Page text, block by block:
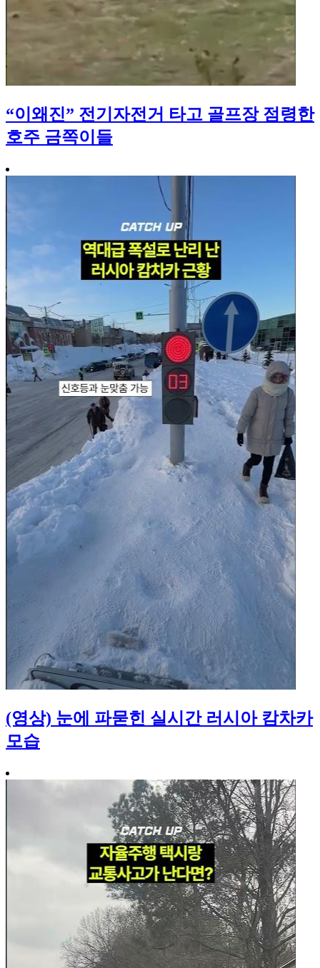
“이왜진” 전기자전거 타고 골프장 점령한
호주 금쪽이들
(영상) 눈에 파묻힌 실시간 러시아 캄차카
모습